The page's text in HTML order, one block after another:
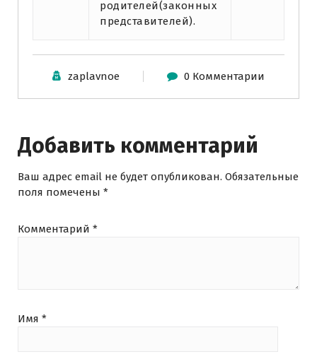
родителей(законных
представителей).
zaplavnoe 0 Комментарии
Добавить комментарий
Ваш адрес email не будет опубликован. Обязательные
поля помечены *
Комментарий *
Имя *